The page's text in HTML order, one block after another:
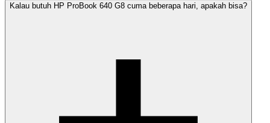
Kalau butuh HP ProBook 640 G8 cuma beberapa hari, apakah bisa?